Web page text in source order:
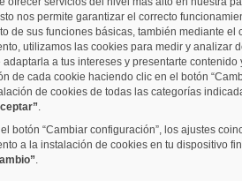
Argüelles
nos permite garantizar el correcto
de sus funciones básicas, también mediante el
utilizamos las cookies para medir y analizar
adaptarla a tus intereses y presentarte
de cada cookie haciendo clic en el botón
de cookies de todas las categorías
.
botón “Cambiar configuración”, los ajustes
a la instalación de cookies en tu dispositivo
.